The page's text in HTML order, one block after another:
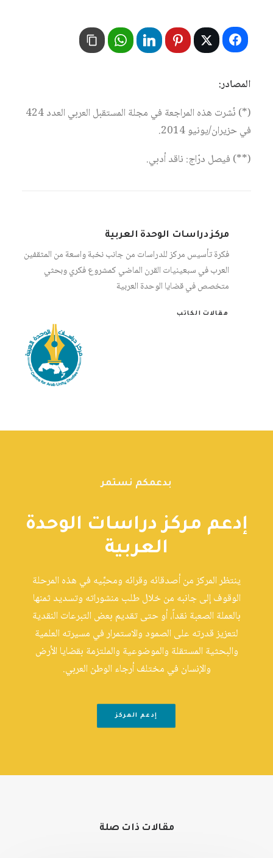
المصادر:
(*) نُشرت هذه المراجعة في مجلة المستقبل العربي العدد 424
في حزيران/يونيو 2014.
(**) فيصل درّاج: ناقد أدبي.
مركز دراسات الوحدة العربية
فكرة تأسيس مركز للدراسات من جانب نخبة واسعة من المثقفين
العرب في سبعينيات القرن الماضي كمشروع فكري وبحثي
متخصص في قضايا الوحدة العربية
مقالات الكاتب
بدعمكم نستمر
إدعم مركز دراسات الوحدة
العربية
ينتظر المركز من أصدقائه وقرائه ومحبِّيه في هذه المرحلة
الوقوف إلى جانبه من خلال طلب منشوراته وتسديد ثمنها
بالعملة الصعبة نقداً، أو حتى تقديم بعض التبرعات النقدية
لتعزيز قدرته على الصمود والاستمرار في مسيرته العلمية
والبحثية المستقلة والموضوعية والملتزمة بقضايا الأرض
والإنسان في مختلف أرجاء الوطن العربي.
إدعم المركز
مقالات ذات صلة